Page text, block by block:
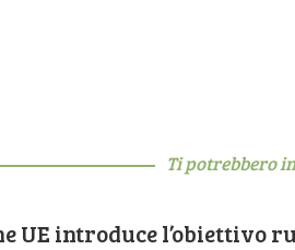
Ti potrebbero
UE introduce l’obiettivo